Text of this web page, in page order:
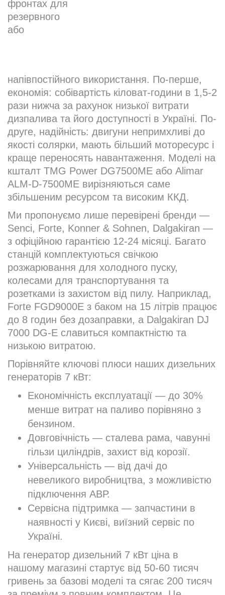
фронтах для
резервного
або
напівпостійного використання. По-перше,
економія: собівартість кіловат-години в 1,5-2
рази нижча за рахунок низької витрати
дизпалива та його доступності в Україні. По-
друге, надійність: двигуни непримхливі до
якості солярки, мають більший моторесурс і
краще переносять навантаження. Моделі на
кшталт TMG Power DG7500ME або Alimar
ALM-D-7500ME вирізняються саме
збільшеним ресурсом та високим ККД.
Ми пропонуємо лише перевірені бренди —
Senci, Forte, Konner & Sohnen, Dalgakiran —
з офіційною гарантією 12-24 місяці. Багато
станцій комплектуються свічкою
розжарювання для холодного пуску,
колесами для транспортування та
розетками із захистом від пилу. Наприклад,
Forte FGD9000E з баком на 15 літрів працює
до 8 годин без дозаправки, а Dalgakiran DJ
7000 DG-E славиться компактністю та
низькою витратою.
Порівняйте ключові плюси наших дизельних
генераторів 7 кВт:
Економічність експлуатації — до 30%
менше витрат на паливо порівняно з
бензином.
Довговічність — сталева рама, чавунні
гільзи циліндрів, захист від корозії.
Універсальність — від дачі до
невеликого виробництва, з можливістю
підключення АВР.
Сервісна підтримка — запчастини в
наявності у Києві, виїзний сервіс по
Україні.
На генератор дизельний 7 кВт ціна в
нашому магазині стартує від 50-60 тисяч
гривень за базові моделі та сягає 200 тисяч